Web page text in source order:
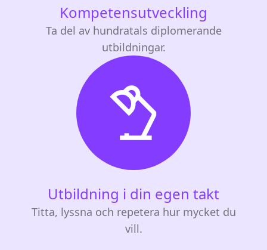
Kompetensutveckling
Ta del av hundratals diplomerande
utbildningar.
Utbildning i din egen takt
Titta, lyssna och repetera hur mycket du
vill.